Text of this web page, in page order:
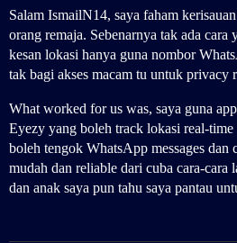
Salam IsmailN14, saya faham
orang remaja. Sebenarnya tak ada
kesan lokasi hanya guna nombor
tak bagi akses macam tu untuk privacy
What worked for us was, saya guna
Eyezy yang boleh track lokasi real-
boleh tengok WhatsApp messages dan
mudah dan reliable dari cuba cara-cara
dan anak saya pun tahu saya pantau